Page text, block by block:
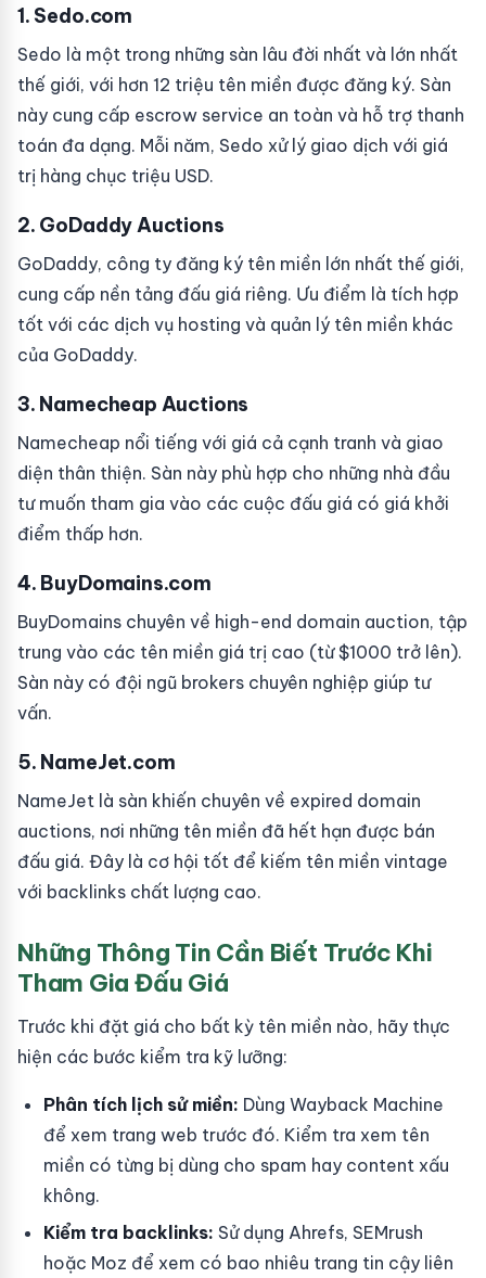
1. Sedo.com
Sedo là một trong những sàn lâu đời nhất và lớn nhất
thế giới, với hơn 12 triệu tên miền được đăng ký. Sàn
này cung cấp escrow service an toàn và hỗ trợ thanh
toán đa dạng. Mỗi năm, Sedo xử lý giao dịch với giá
trị hàng chục triệu USD.
2. GoDaddy Auctions
GoDaddy, công ty đăng ký tên miền lớn nhất thế giới,
cung cấp nền tảng đấu giá riêng. Ưu điểm là tích hợp
tốt với các dịch vụ hosting và quản lý tên miền khác
của GoDaddy.
3. Namecheap Auctions
Namecheap nổi tiếng với giá cả cạnh tranh và giao
diện thân thiện. Sàn này phù hợp cho những nhà đầu
tư muốn tham gia vào các cuộc đấu giá có giá khởi
điểm thấp hơn.
4. BuyDomains.com
BuyDomains chuyên về high-end domain auction, tập
trung vào các tên miền giá trị cao (từ $1000 trở lên).
Sàn này có đội ngũ brokers chuyên nghiệp giúp tư
vấn.
5. NameJet.com
NameJet là sàn khiến chuyên về expired domain
auctions, nơi những tên miền đã hết hạn được bán
đấu giá. Đây là cơ hội tốt để kiếm tên miền vintage
với backlinks chất lượng cao.
Những Thông Tin Cần Biết Trước Khi
Tham Gia Đấu Giá
Trước khi đặt giá cho bất kỳ tên miền nào, hãy thực
hiện các bước kiểm tra kỹ lưỡng:
Phân tích lịch sử miền: Dùng Wayback Machine
để xem trang web trước đó. Kiểm tra xem tên
miền có từng bị dùng cho spam hay content xấu
không.
Kiểm tra backlinks: Sử dụng Ahrefs, SEMrush
hoặc Moz để xem có bao nhiêu trang tin cậy liên